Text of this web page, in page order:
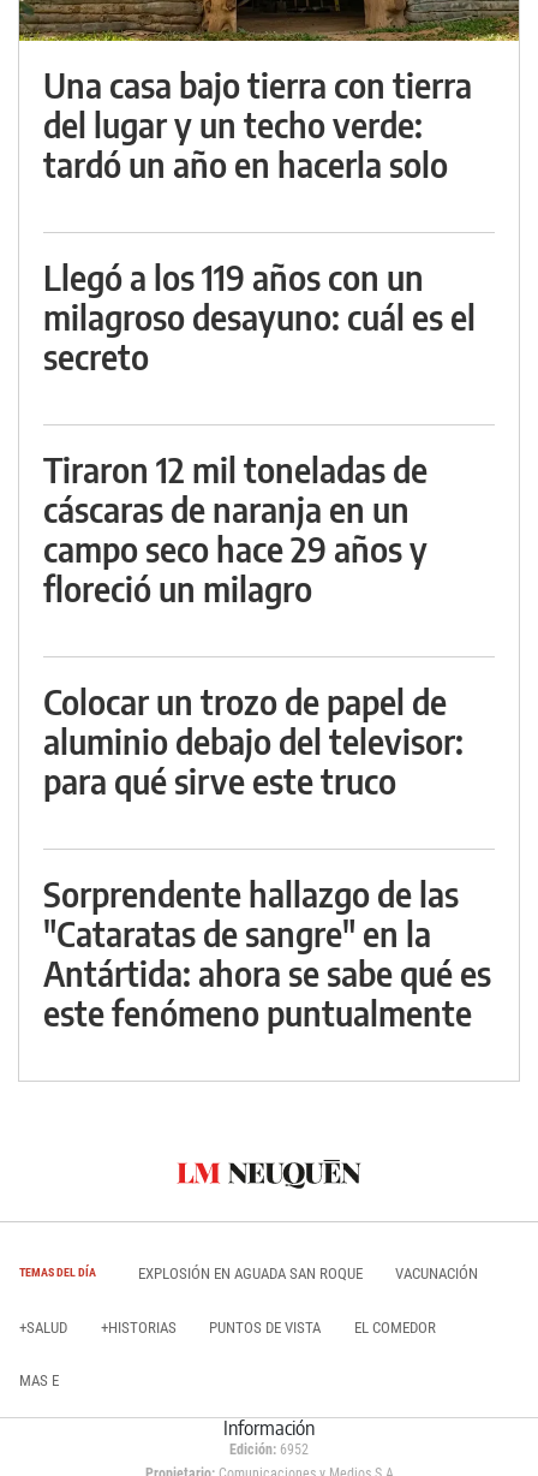
Una casa bajo tierra con tierra
del lugar y un techo verde:
tardó un año en hacerla solo
Llegó a los 119 años con un
milagroso desayuno: cuál es el
secreto
Tiraron 12 mil toneladas de
cáscaras de naranja en un
campo seco hace 29 años y
floreció un milagro
Colocar un trozo de papel de
aluminio debajo del televisor:
para qué sirve este truco
Sorprendente hallazgo de las
"Cataratas de sangre" en la
Antártida: ahora se sabe qué es
este fenómeno puntualmente
TEMAS DEL DÍA EXPLOSIÓN EN AGUADA SAN ROQUE VACUNACIÓN
+SALUD +HISTORIAS PUNTOS DE VISTA EL COMEDOR
MAS E
Información
Edición: 6952